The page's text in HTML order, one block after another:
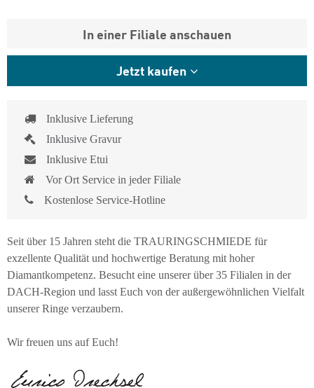
In einer Filiale anschauen
Jetzt kaufen
Inklusive Lieferung
Inklusive Gravur
Inklusive Etui
Vor Ort Service in jeder Filiale
Kostenlose Service-Hotline
Seit über 15 Jahren steht die TRAURINGSCHMIEDE für
exzellente Qualität und hochwertige Beratung mit hoher
Diamantkompetenz. Besucht eine unserer über 35 Filialen in der
DACH-Region und lasst Euch von der außergewöhnlichen Vielfalt
unserer Ringe verzaubern.
Wir freuen uns auf Euch!